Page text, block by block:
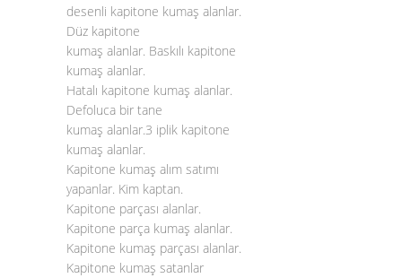
desenli kapitone kumaş alanlar.
Düz kapitone
kumaş alanlar. Baskılı kapitone
kumaş alanlar.
Hatalı kapitone kumaş alanlar.
Defoluca bir tane
kumaş alanlar.3 iplik kapitone
kumaş alanlar.
Kapitone kumaş alım satımı
yapanlar. Kim kaptan.
Kapitone parçası alanlar.
Kapitone parça kumaş alanlar.
Kapitone kumaş parçası alanlar.
Kapitone kumaş satanlar